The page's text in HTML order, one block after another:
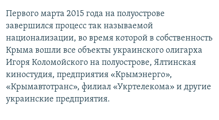
Первого марта 2015 года на полуострове
завершился процесс так называемой
национализации, во время которой в собственность
Крыма вошли все объекты украинского олигарха
Игоря Коломойского на полуострове, Ялтинская
киностудия, предприятия «Крымэнерго»,
«Крымавтотранс», филиал «Укртелекома» и другие
украинские предприятия.